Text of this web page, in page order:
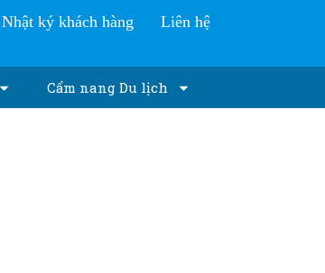
Nhật ký khách hàng Liên hệ
Cẩm nang Du lịch